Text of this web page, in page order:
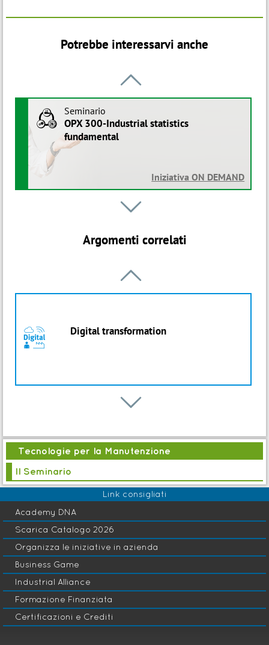
Potrebbe interessarvi anche

B Seminario
OPX 300-Industrial statistics
fundamental
Iniziativa ON DEMAND

Argomenti correlati

0 Digital transformation
b
Manutenzione Industriale
c
Gestione della
Manutenzione Civile e
Facility

Tecnologie per la Manutenzione
Il Seminario
Link consigliati
Academy DNA
Scarica Catalogo 2026
Organizza le iniziative in azienda
Business Game
Industrial Alliance
Formazione Finanziata
Certificazioni e Crediti